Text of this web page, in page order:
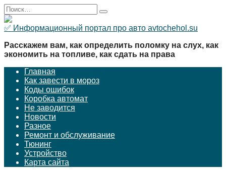
Перейти
к
содержанию
Search
for:
✅ Информационный портал про авто avtochehol.su
Расскажем вам, как определить поломку на слух, как
экономить на топливе, как сдать на права
Главная
Как завести в мороз
Коды ошибок
Коробка автомат
Не заводится
Новости
Разное
Ремонт и обслуживание
Тюнинг
Устройство
Карта сайта